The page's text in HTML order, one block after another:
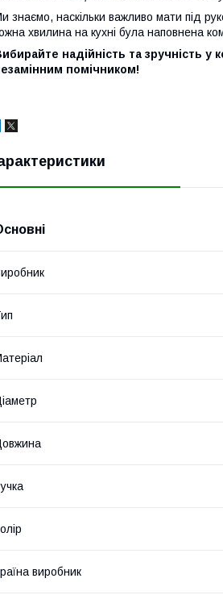
знаємо, наскільки важливо мати під
хвилина на кухні була наповнена
надійність та зручність
помічником!
виробник